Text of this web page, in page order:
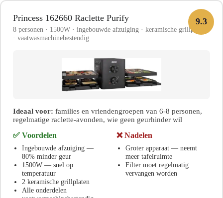
9.3
Princess 162660 Raclette Purify
8 personen · 1500W · ingebouwde afzuiging · keramische grillplaten
· vaatwasmachinebestendig
Ideaal voor: families en vriendengroepen van 6-8 personen,
regelmatige raclette-avonden, wie geen geurhinder wil
✅ Voordelen
Ingebouwde afzuiging —
80% minder geur
1500W — snel op
temperatuur
2 keramische grillplaten
Alle onderdelen
❌ Nadelen
Groter apparaat — neemt
meer tafelruimte
Filter moet regelmatig
vervangen worden